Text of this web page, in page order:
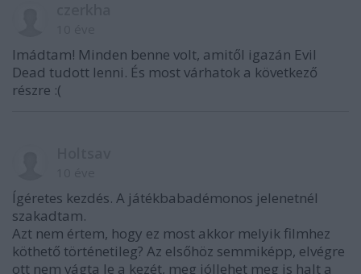
Imádtam! Minden benne volt, amitől igazán Evil
Dead tudott lenni. És most várhatok a következő
részre :(
Ígéretes kezdés. A játékbabadémonos jelenetnél
szakadtam.
Azt nem értem, hogy ez most akkor melyik filmhez
köthető történetileg? Az elsőhöz semmiképp, elvégre
ott nem vágta le a kezét, meg jóllehet meg is halt a